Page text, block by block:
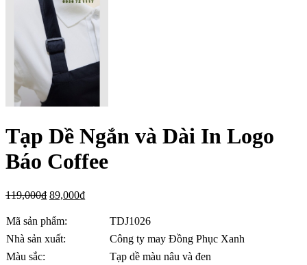
Tạp Dề Ngắn và Dài In Logo
Báo Coffee
119,000₫ 89,000₫
Mã sản phẩm:
TDJ1026
Nhà sản xuất:
Công ty may Đồng Phục Xanh
Màu sắc:
Tạp dề màu nâu và đen